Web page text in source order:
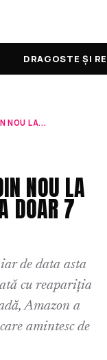
DRAGOSTE ȘI
NOU LA...
NOU LA
DOAR 7
de data asta
cu reapariția
Amazon a
amintesc de